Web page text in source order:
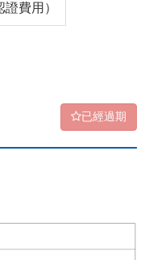
費用）
已經過期